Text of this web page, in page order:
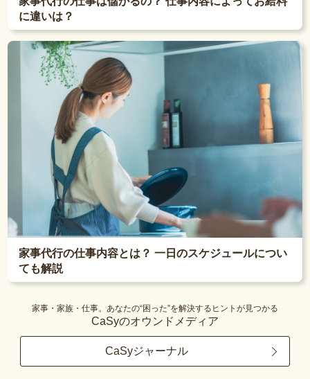
に違いは？
家事代行の仕事内容とは？ 一日のスケジュールについ
ても解説
家事・家族・仕事。あなたの“困った”を解決するヒントが見つかる
CaSyのオウンドメディア
CaSyジャーナル